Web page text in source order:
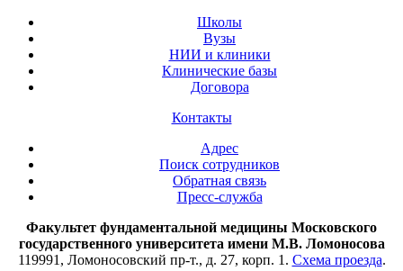
Школы
Вузы
НИИ и клиники
Клинические базы
Договора
Контакты
Адрес
Поиск сотрудников
Обратная связь
Пресс-служба
Факультет фундаментальной медицины Московского
государственного университета имени М.В. Ломоносова
119991, Ломоносовский пр-т., д. 27, корп. 1. Схема проезда.